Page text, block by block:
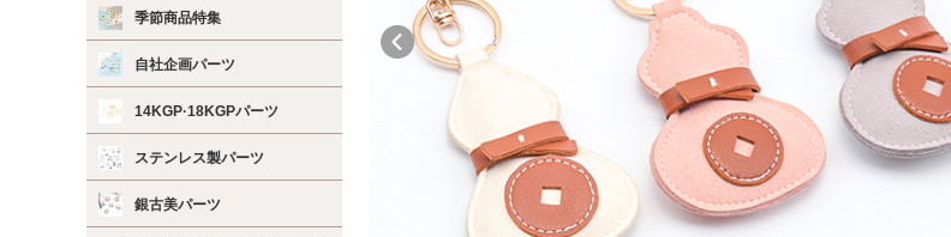
季節商品特集
自社企画パーツ
14KGP·18KGPパーツ
ステンレス製パーツ
銀古美パーツ